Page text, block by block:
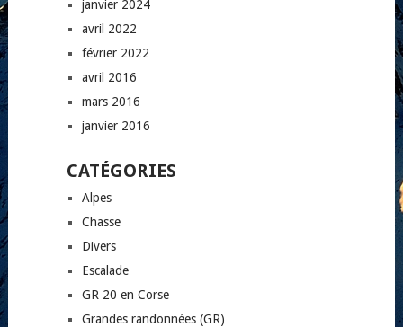
janvier 2024
avril 2022
février 2022
avril 2016
mars 2016
janvier 2016
CATÉGORIES
Alpes
Chasse
Divers
Escalade
GR 20 en Corse
Grandes randonnées (GR)